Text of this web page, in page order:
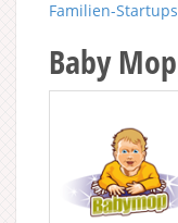
Familien-
Baby